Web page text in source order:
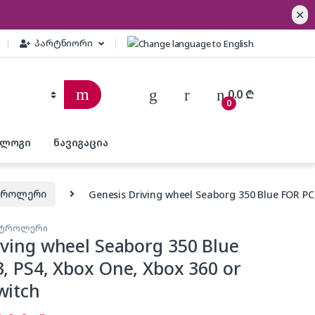
✕
პარტნიორი
0
0.0 ₾
ნავიგაცია
Genesis Driving wheel Seaborg 350 Blue FOR
wheel Seaborg 350 Blue
PS4, Xbox One, Xbox 360 or